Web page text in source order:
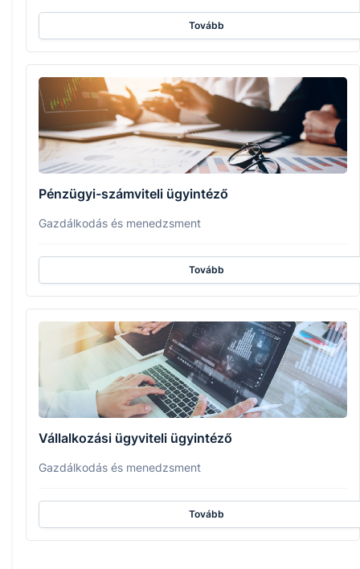
Tovább
Pénzügyi-számviteli ügyintéző
Gazdálkodás és menedzsment
Tovább
Vállalkozási ügyviteli ügyintéző
Gazdálkodás és menedzsment
Tovább